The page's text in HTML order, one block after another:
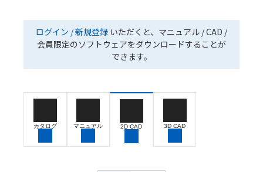
ログイン / 新規登録 いただくと、マニュアル / CAD /
会員限定のソフトウェアをダウンロードすることが
できます。
カタログ マニュアル 2D CAD 3D CAD